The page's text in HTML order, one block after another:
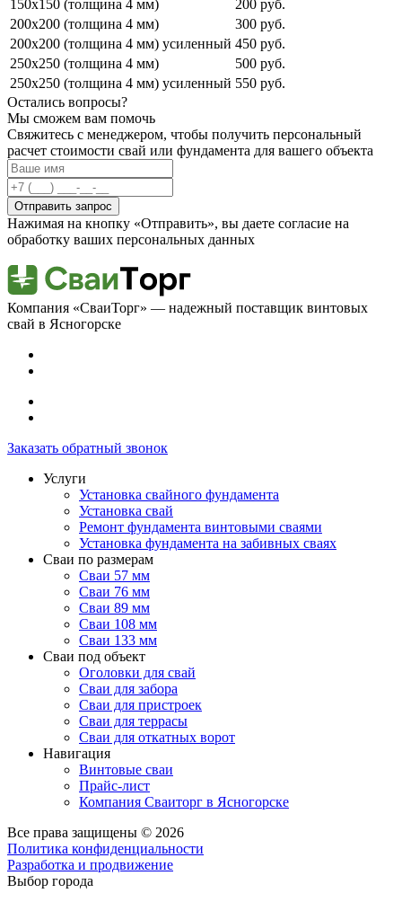
150х150 (толщина 4 мм)
200 руб.
200х200 (толщина 4 мм)
300 руб.
200х200 (толщина 4 мм) усиленный 450 руб.
250х250 (толщина 4 мм)
500 руб.
250х250 (толщина 4 мм) усиленный 550 руб.
Остались вопросы?
Мы сможем вам помочь
Свяжитесь с менеджером, чтобы получить персональный
расчет стоимости свай или фундамента для вашего объекта
Отправить запрос
Нажимая на кнопку «Отправить», вы даете согласие на
обработку ваших персональных данных
Компания «СваиТорг» — надежный поставщик винтовых
свай в Ясногорске
Заказать обратный звонок
Услуги
Установка свайного фундамента
Установка свай
Ремонт фундамента винтовыми сваями
Установка фундамента на забивных сваях
Сваи по размерам
Сваи 57 мм
Сваи 76 мм
Сваи 89 мм
Сваи 108 мм
Сваи 133 мм
Сваи под объект
Оголовки для свай
Сваи для забора
Сваи для пристроек
Сваи для террасы
Сваи для откатных ворот
Навигация
Винтовые сваи
Прайс-лист
Компания Сваиторг в Ясногорске
Все права защищены © 2026
Политика конфиденциальности
Разработка и продвижение
Выбор города